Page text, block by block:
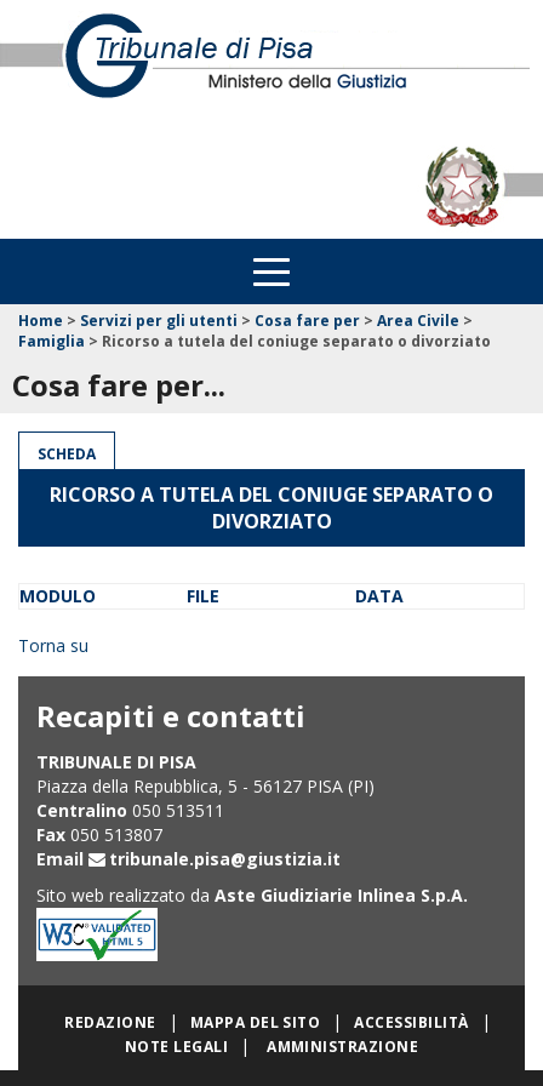
Home > Servizi per gli utenti > Cosa fare per > Area Civile >
Famiglia > Ricorso a tutela del coniuge separato o divorziato
Cosa fare per...
SCHEDA
RICORSO A TUTELA DEL CONIUGE SEPARATO O
DIVORZIATO
MODULO FILE DATA
Torna su
Recapiti e contatti
TRIBUNALE DI PISA
Piazza della Repubblica, 5 - 56127 PISA (PI)
Centralino 050 513511
Fax 050 513807
Email
tribunale.pisa@giustizia.it
Sito web realizzato da Aste Giudiziarie Inlinea S.p.A.
REDAZIONE | MAPPA DEL SITO | ACCESSIBILITÀ |
NOTE LEGALI | AMMINISTRAZIONE